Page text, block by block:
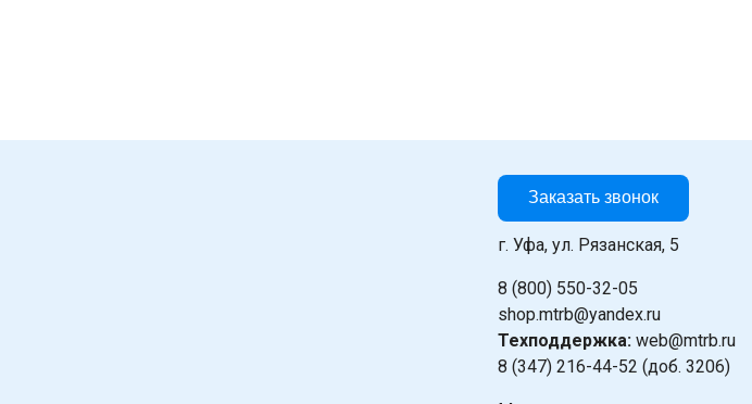
Заказать звонок
г. Уфа, ул. Рязанская, 5
8 (800) 550-32-05
shop.mtrb@yandex.ru
Техподдержка: web@mtrb.ru
8 (347) 216-44-52 (доб. 3206)